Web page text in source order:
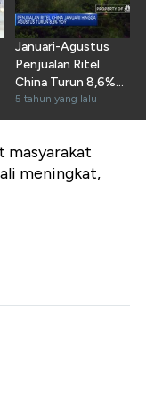
Januari-Agustus
Penjualan Ritel
China Turun 8,6%
(yoy)
5 tahun yang lalu
masyarakat
meningkat,